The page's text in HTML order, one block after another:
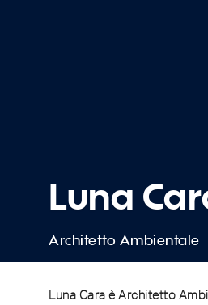
Luna
Architetto Ambientale
Luna Cara è Architetto